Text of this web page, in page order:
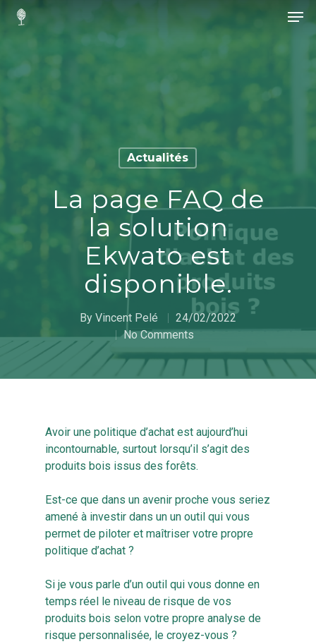
Actualités
La page FAQ de
la solution
Ekwato est
disponible.
By Vincent Pelé
24/02/2022
No Comments
Avoir une politique d’achat est aujourd’hui
incontournable, surtout lorsqu’il s’agit des
produits bois issus des forêts.
Est-ce que dans un avenir proche vous seriez
amené à investir dans un un outil qui vous
permet de piloter et maîtriser votre propre
politique d’achat ?
Si je vous parle d’un outil qui vous donne en
temps réel le niveau de risque de vos
produits bois selon votre propre analyse de
risque personnalisée, le croyez-vous ?